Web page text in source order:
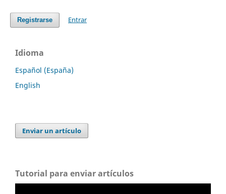
Registrarse Entrar
Idioma
Español (España)
English
Enviar un artículo
Tutorial para enviar artículos